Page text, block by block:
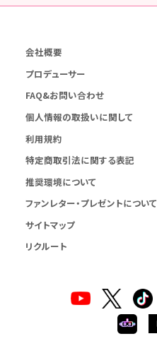
会社概要
プロデューサー
FAQ&お問い合わせ
個人情報の取扱いに関して
利用規約
特定商取引法に関する表記
推奨環境について
ファンレター・プレゼントについて
サイトマップ
リクルート